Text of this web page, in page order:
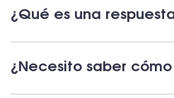
¿Qué es una
¿Necesito saber